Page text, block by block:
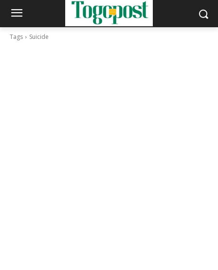
Tags Suicide